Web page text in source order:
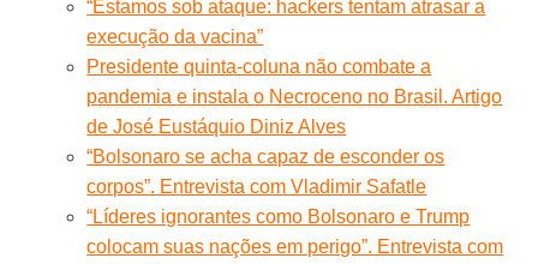
“Estamos sob ataque: hackers tentam atrasar a
execução da vacina”
Presidente quinta-coluna não combate a
pandemia e instala o Necroceno no Brasil. Artigo
de José Eustáquio Diniz Alves
“Bolsonaro se acha capaz de esconder os
corpos”. Entrevista com Vladimir Safatle
“Líderes ignorantes como Bolsonaro e Trump
colocam suas nações em perigo”. Entrevista com